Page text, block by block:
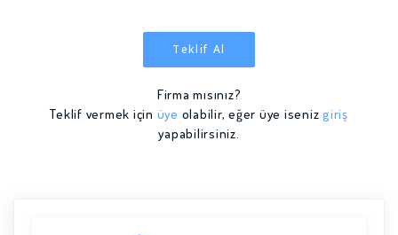
Teklif Al
Firma mısınız?
Teklif vermek için üye olabilir, eğer üye iseniz giriş
yapabilirsiniz.